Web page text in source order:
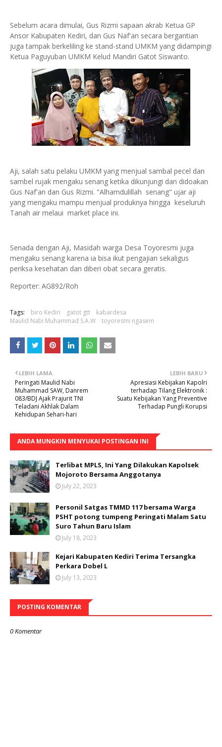
Sebelum acara dimulai, Gus Rizmi sapaan akrab Ketua GP
Ansor Kabupaten Kediri, dan Gus Naf'an secara bergantian
juga tampak berkeliling ke stand-stand UMKM yang didampingi
Ketua Paguyuban UMKM Kelud Mandiri Gatot Siswanto.
Aji, salah satu pelaku UMKM yang menjual sambal pecel dan
sambel rujak mengaku senang ketika dikunjungi dan didoakan
Gus Naf'an dan Gus Rizmi. "Alhamdulillah senang" ujar aji
yang mengaku mampu menjual produknya hingga keseluruh
Tanah air melaui market place ini.
Senada dengan Aji, Masidah warga Desa Toyoresmi juga
mengaku senang karena ia bisa ikut pengajian sekaligus
periksa kesehatan dan diberi obat secara geratis.
Reporter: AG892/Roh
Tags: biro Kediri gatot gtt
kabardesa
Maulid Nabi Muhammad S.A.W
toyoresmi ngasem
LEBIH BARU
Apresiasi Kebijakan Kapolri
terhadap Tilang Elektronik :
Suatu Kebijakan Yang Preventive
Terhadap Pungli Korupsi
LEBIH LAMA
Peringati Maulid Nabi
Muhammad SAW, Danrem
083/BDJ Ajak Prajurit TNI
Teladani Akhlak Dalam
Kehidupan Sehari-hari
ANDA MUNGKIN MENYUKAI POSTINGAN INI
Terlibat MPLS, Ini Yang Dilakukan Kapolsek
Mojoroto Bersama Anggotanya
July 22, 2023
Personil Satgas TMMD 117 bersama Warga
PSHT potong tumpeng Peringati Malam Satu
Suro Tahun Baru Islam
July 18, 2023
Kejari Kabupaten Kediri Terima Tersangka
Perkara Dobel L
July 13, 2023
POSTING KOMENTAR
0 Komentar